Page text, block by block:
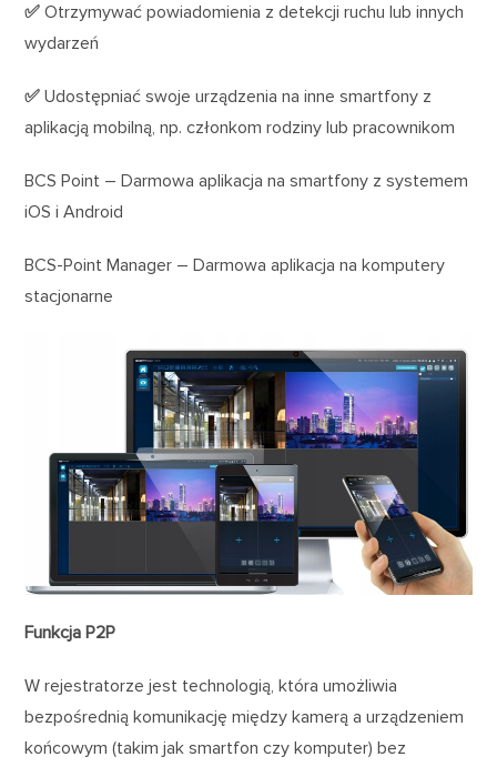
✅ Otrzymywać powiadomienia z detekcji ruchu lub innych
wydarzeń
✅ Udostępniać swoje urządzenia na inne smartfony z
aplikacją mobilną, np. członkom rodziny lub pracownikom
BCS Point – Darmowa aplikacja na smartfony z systemem
iOS i Android
BCS-Point Manager – Darmowa aplikacja na komputery
stacjonarne
Funkcja P2P
W rejestratorze jest technologią, która umożliwia
bezpośrednią komunikację między kamerą a urządzeniem
końcowym (takim jak smartfon czy komputer) bez